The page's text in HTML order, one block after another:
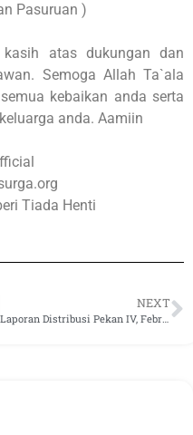
Pasuruan )
kasih atas dukungan dan
Semoga Allah Ta`ala
kebaikan anda serta
anda. Aamiin
Tiada Henti
NEXT
Laporan Distribusi Pekan IV, Februari 2026